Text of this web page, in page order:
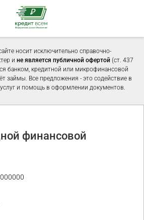
носит исключительно справочно-
и не является публичной офертой (ст. 437
банком, кредитной или микрофинансовой
займы. Все предложения - это содействие в
и помощь в оформлении документов.
финансовой